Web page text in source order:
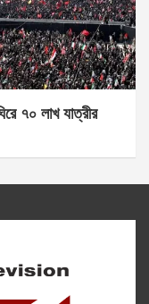
৭০ লাখ যাত্রীর